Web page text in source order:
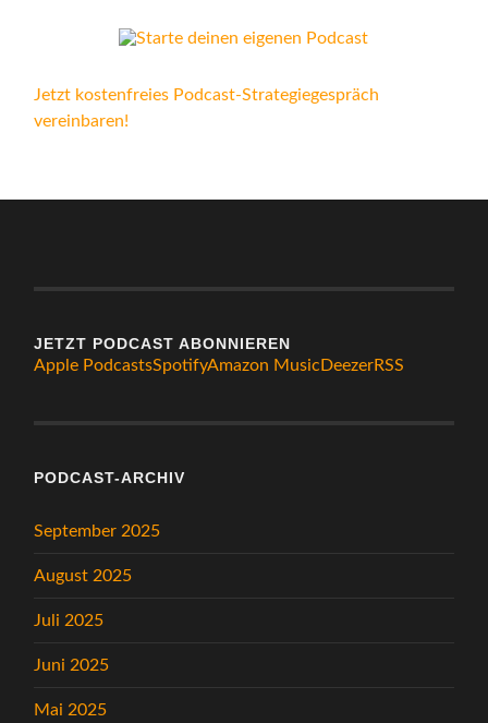
Jetzt kostenfreies Podcast-Strategiegespräch
vereinbaren!
JETZT PODCAST ABONNIEREN
Apple PodcastsSpotifyAmazon Music DeezerRSS
PODCAST-ARCHIV
September 2025
August 2025
Juli 2025
Juni 2025
Mai 2025